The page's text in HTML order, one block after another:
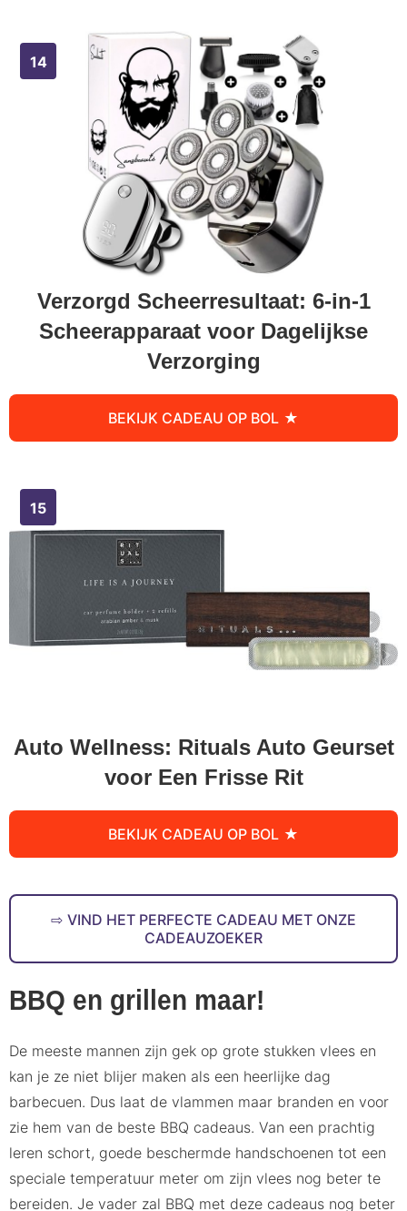
Verzorgd Scheerresultaat: 6-in-1
Scheerapparaat voor Dagelijkse
Verzorging
BEKIJK CADEAU OP BOL
Auto Wellness: Rituals Auto Geurset
voor Een Frisse Rit
BEKIJK CADEAU OP BOL
VIND HET PERFECTE CADEAU MET ONZE
CADEAUZOEKER
BBQ en grillen maar!
De meeste mannen zijn gek op grote stukken vlees en
kan je ze niet blijer maken als een heerlijke dag
barbecuen. Dus laat de vlammen maar branden en voor
zie hem van de beste BBQ cadeaus. Van een prachtig
leren schort, goede beschermde handschoenen tot een
speciale temperatuur meter om zijn vlees nog beter te
bereiden. Je vader zal BBQ met deze cadeaus nog beter